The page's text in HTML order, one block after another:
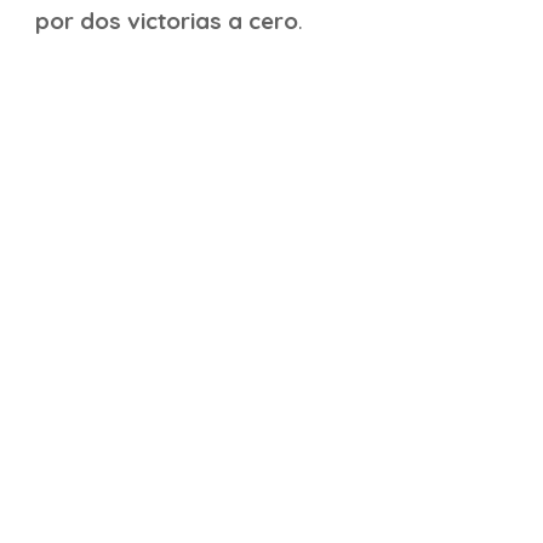
por dos victorias a cero.